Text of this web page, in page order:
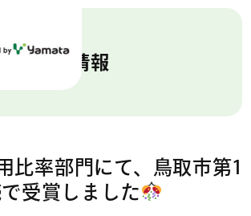
新着情報
率部門にて、鳥取市第1
受賞しました